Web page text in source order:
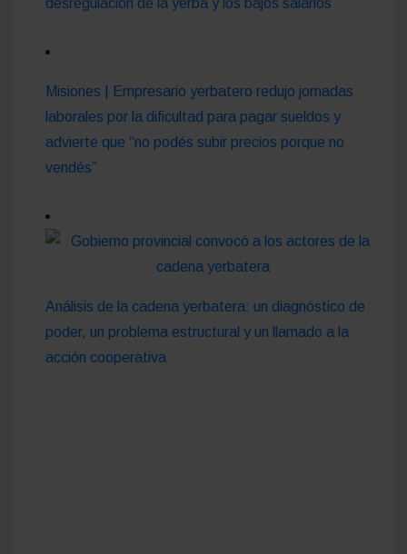
desregulación de la yerba y los bajos salarios
Misiones | Empresario yerbatero redujo jornadas
laborales por la dificultad para pagar sueldos y
advierte que “no podés subir precios porque no
vendés”
Análisis de la cadena yerbatera: un diagnóstico de
poder, un problema estructural y un llamado a la
acción cooperativa